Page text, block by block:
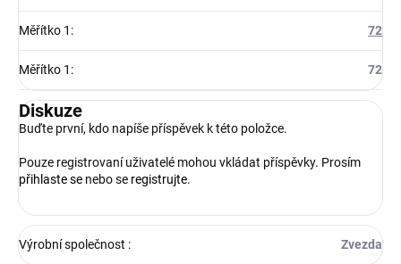
Měřítko 1 : 72
Měřítko 1 : 72
Diskuze
Buďte první, kdo napíše příspěvek k této položce.
Pouze registrovaní uživatelé mohou vkládat příspěvky. Prosím
přihlaste se nebo se registrujte.
Výrobní společnost : Zvezda